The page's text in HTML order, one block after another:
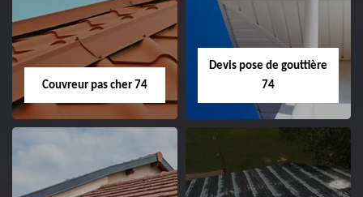
Couvreur pas cher 74
Devis pose de gouttière
74